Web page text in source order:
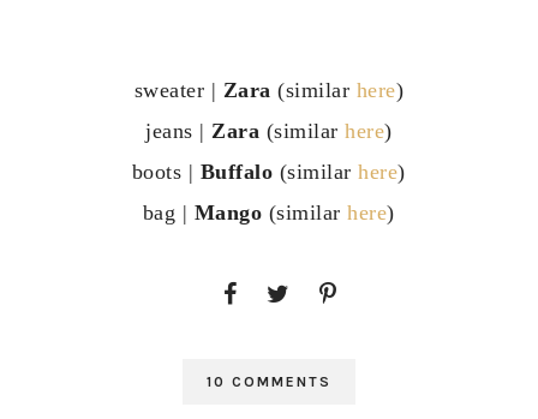
sweater | Zara (similar here)
jeans | Zara (similarhere)
boots | Buffalo (similarhere)
bag | Mango (similarhere)
10 COMMENTS